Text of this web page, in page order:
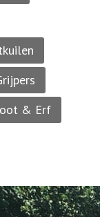
& Erf